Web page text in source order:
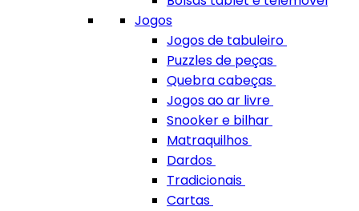
Jogos
Jogos de tabuleiro
Puzzles de peças
Quebra cabeças
Jogos ao ar livre
Snooker e bilhar
Matraquilhos
Dardos
Tradicionais
Cartas